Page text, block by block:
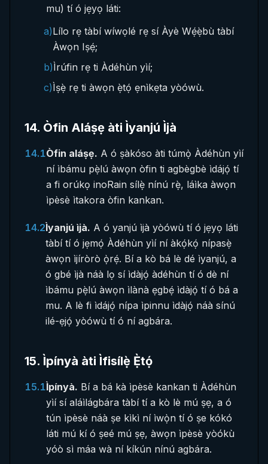
mu) tí ó jẹyọ láti:
a)Lílo rẹ tàbí wíwọlé rẹ sí Àyè Wẹ́ẹ̀bù tàbí
Àwọn Iṣẹ́;
b)Ìrúfin rẹ ti Àdéhùn yìí;
c)Ìṣẹ̀ rẹ ti àwọn ẹ̀tọ́ ẹnìkẹta yòówù.
14. Òfin Aláṣẹ àti Ìyanjú Ìjà
14.1Òfin aláṣẹ. A ó ṣàkóso àti túmọ̀ Àdéhùn yìí
ní ìbámu pẹ̀lú àwọn òfin ti agbègbè ìdájọ́ tí
a fi orúkọ inoRain sílẹ̀ nínú rẹ̀, láìka àwọn
ìpèsè ìtakora òfin kankan.
14.2Ìyanjú ìjà. A ó yanjú ìjà yòówù tí ó jẹyọ láti
tàbí tí ó jẹmọ́ Àdéhùn yìí ní àkọ́kọ́ nípasẹ̀
àwọn ìjíròrò ọ̀rẹ́. Bí a kò bá lè dé ìyanjú, a
ó gbé ìjà náà lọ sí ìdàjọ́ àdéhùn tí ó dè ní
ìbámu pẹ̀lú àwọn ìlànà ẹgbẹ́ ìdàjọ́ tí ó bá a
mu. A lè fi ìdájọ́ nípa ìpinnu ìdàjọ́ náà sínú
ilé-ẹjọ́ yòówù tí ó ní agbára.
15. Ìpínyà àti Ìfisílẹ̀ Ẹ̀tọ́
15.1Ìpínyà. Bí a bá kà ìpèsè kankan ti Àdéhùn
yìí sí aláìlágbára tàbí tí a kò lè mú ṣẹ, a ó
tún ìpèsè náà ṣe kìkì ní ìwọ̀n tí ó ṣe kókó
láti mú kí ó ṣeé mú ṣẹ, àwọn ìpèsè yòókù
yóò sì máa wà ní kíkún nínú agbára.